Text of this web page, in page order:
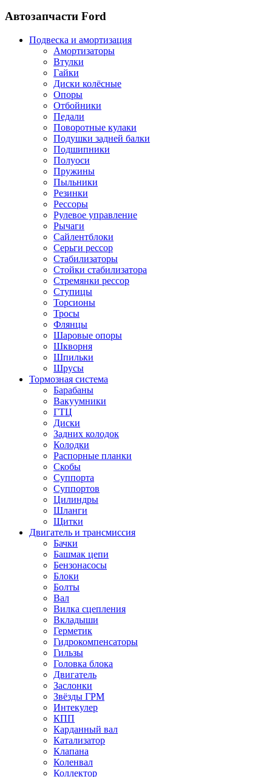
Автозапчасти Ford
Подвеска и амортизация
Амортизаторы
Втулки
Гайки
Диски колёсные
Опоры
Отбойники
Педали
Поворотные кулаки
Подушки задней балки
Подшипники
Полуоси
Пружины
Пыльники
Резинки
Рессоры
Рулевое управление
Рычаги
Сайлентблоки
Серьги рессор
Стабилизаторы
Стойки стабилизатора
Стремянки рессор
Ступицы
Торсионы
Тросы
Флянцы
Шаровые опоры
Шкворня
Шпильки
Шрусы
Тормозная система
Барабаны
Вакуумники
ГТЦ
Диски
Задних колодок
Колодки
Распорные планки
Скобы
Суппорта
Суппортов
Цилиндры
Шланги
Щитки
Двигатель и трансмиссия
Бачки
Башмак цепи
Бензонасосы
Блоки
Болты
Вал
Вилка сцепления
Вкладыши
Герметик
Гидрокомпенсаторы
Гильзы
Головка блока
Двигатель
Заслонки
Звёзды ГРМ
Интекулер
КПП
Карданный вал
Катализатор
Клапана
Коленвал
Коллектор